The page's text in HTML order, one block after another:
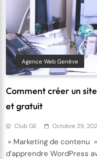
Agence Web Genève
Comment créer un
et gratuit
Club GE Octobre 29,
» Marketing de contenu
d’apprendre WordPress